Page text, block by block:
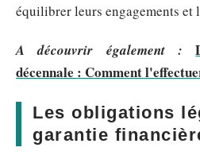
équilibrer leurs engagements et
A découvrir également :
décennale : Comment
Les obligations
garantie